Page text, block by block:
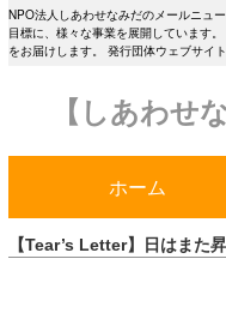
NPO法人しあわせなみだのメールニュ
目標に、様々な事業を展開しています
をお届けします。 発行団体ウェブサ
【しあわせ
ホーム
【Tear’s Letter】日はまた